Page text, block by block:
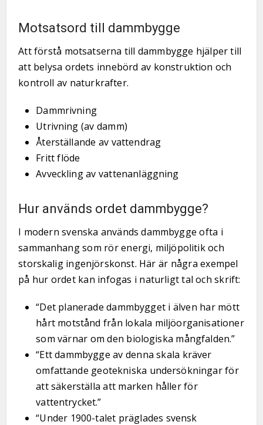
Motsatsord till dammbygge
Att förstå motsatserna till dammbygge hjälper till
att belysa ordets innebörd av konstruktion och
kontroll av naturkrafter.
Dammrivning
Utrivning (av damm)
Återställande av vattendrag
Fritt flöde
Avveckling av vattenanläggning
Hur används ordet dammbygge?
I modern svenska används dammbygge ofta i
sammanhang som rör energi, miljöpolitik och
storskalig ingenjörskonst. Här är några exempel
på hur ordet kan infogas i naturligt tal och skrift:
“Det planerade dammbygget i älven har mött
hårt motstånd från lokala miljöorganisationer
som värnar om den biologiska mångfalden.”
“Ett dammbygge av denna skala kräver
omfattande geotekniska undersökningar för
att säkerställa att marken håller för
vattentrycket.”
“Under 1900-talet präglades svensk